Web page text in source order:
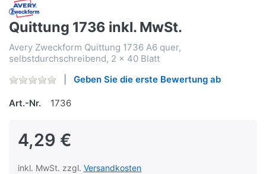
Quittung 1736 inkl. MwSt.
Avery Zweckform Quittung 1736 A6 quer,
selbstdurchschreibend, 2 x 40 Blatt
Geben Sie die erste Bewertung ab
Art.-Nr. 1736
4,29 €
inkl. MwSt. zzgl. Versandkosten